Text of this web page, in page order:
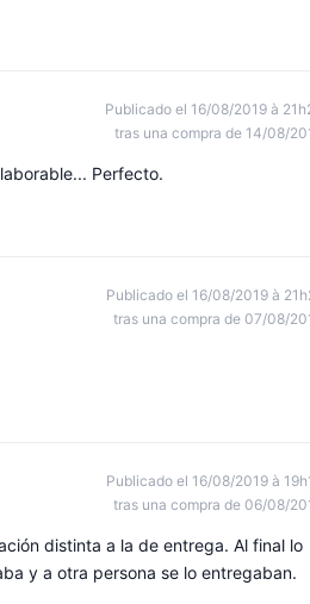
Publicado el 16/08/2019 à
tras una compra de 14/08/
Perfecto.
Publicado el 16/08/2019 à
tras una compra de 07/08/
Publicado el 16/08/2019 à
tras una compra de 06/08/
distinta a la de entrega. Al final lo
y a otra persona se lo entregaban.